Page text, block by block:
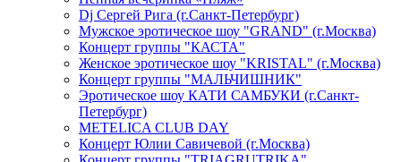
Dj Сергей Рига (г.Санкт-Петербург)
Мужское эротическое шоу "GRAND" (г.Москва)
Концерт группы "КАСТА"
Женское эротическое шоу "KRISTAL" (г.Москва)
Концерт группы "МАЛЬЧИШНИК"
Эротическое шоу КАТИ САМБУКИ (г.Санкт-
Петербург)
METELICA CLUB DAY
Концерт Юлии Савичевой (г.Москва)